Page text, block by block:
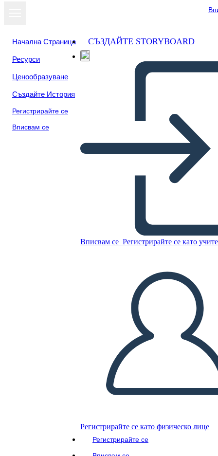
Начална Страница
Ресурси
Ценообразуване
Създайте История
Регистрирайте се
Вписвам се
СЪЗДАЙТЕ STORYBOARD
Вписвам се Регистрирайте се като
Регистрирайте се като физическо лице
Регистрирайте се
ПУСКАНЕ НА СЛАЙДШОУ
ЧЕТИ МИ
Преглед като
слайдшоу